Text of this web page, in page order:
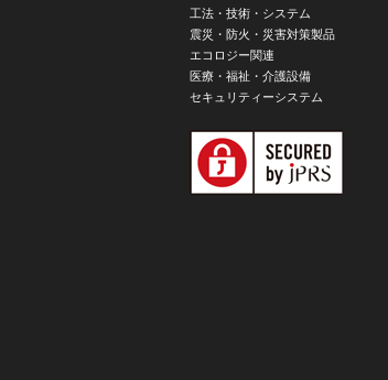
工法・技術・システム
震災・防火・災害対策製品
エコロジー関連
医療・福祉・介護設備
セキュリティーシステム